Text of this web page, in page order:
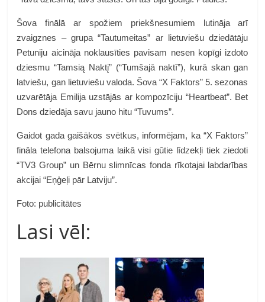
Šova finālā ar spožiem priekšnesumiem lutināja arī
zvaigznes – grupa “Tautumeitas” ar lietuviešu dziedātāju
Petuniju aicināja noklausīties pavisam nesen kopīgi izdoto
dziesmu “Tamsią Naktį” (“Tumšajā naktī”), kurā skan gan
latviešu, gan lietuviešu valoda. Šova “X Faktors” 5. sezonas
uzvarētāja Emilija uzstājās ar kompozīciju “Heartbeat”. Bet
Dons dziedāja savu jauno hitu “Tuvums”.
Gaidot gada gaišākos svētkus, informējam, ka “X Faktors”
fināla telefona balsojuma laikā visi gūtie līdzekļi tiek ziedoti
“TV3 Group” un Bērnu slimnīcas fonda rīkotajai labdarības
akcijai “Eņģeļi pār Latviju”.
Foto: publicitātes
Lasi vēl: